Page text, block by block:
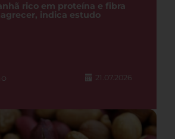
rico em proteína e fibra
indica estudo
21.07.2026